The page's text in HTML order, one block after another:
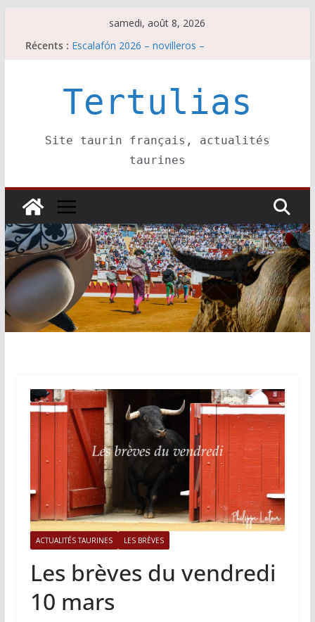
samedi, août 8, 2026
Récents : Escalafón 2026 – novilleros –
Les brèves du vendredi 7 août
Escalafón 2026 – matadors de toros-
Tertulias
Site taurin français, actualités
taurines
ACTUALITÉS TAURINES LES BRÈVES
Les brèves du vendredi
10 mars